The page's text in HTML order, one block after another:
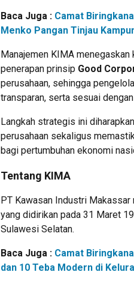
Baca Juga : Camat
Menko Pangan Tinjau
Manajemen KIMA
penerapan prinsip Good
perusahaan, sehingga
transparan, serta sesuai
Langkah strategis ini
perusahaan sekaligus
bagi pertumbuhan ekonomi
Tentang KIMA
PT Kawasan Industri Makassar
yang didirikan pada 31 Maret
Sulawesi Selatan.
Baca Juga : Camat
dan 10 Teba Modern di